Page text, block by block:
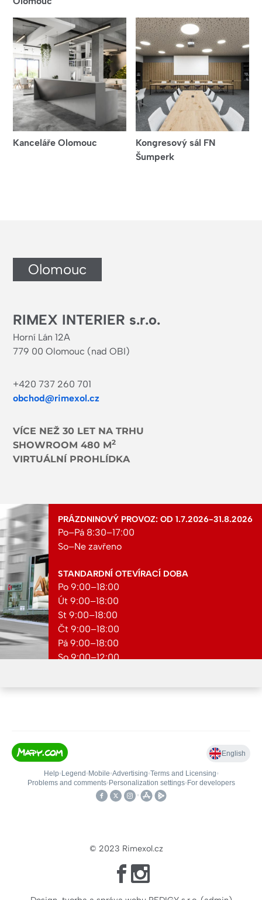
Kanceláře Olomouc
Kongresový sál FN
Šumperk
Olomouc
RIMEX INTERIER s.r.o.
Horní Lán 12A
779 00 Olomouc (nad OBI)
+420 737 260 701
obchod@rimexol.cz
VÍCE NEŽ 30 LET NA TRHU
SHOWROOM 480 M2
VIRTUÁLNÍ PROHLÍDKA
PRÁZDNINOVÝ PROVOZ: OD 1.7.2026-31.8.2026
Po–Pá 8:30–17:00
So–Ne zavřeno
STANDARDNÍ OTEVÍRACÍ DOBA
Po 9:00–18:00
Út 9:00–18:00
St 9:00–18:00
Čt 9:00–18:00
Pá 9:00–18:00
So 9:00–12:00
© 2023 Rimexol.cz